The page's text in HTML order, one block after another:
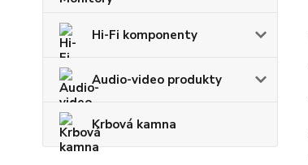
Hi-Fi komponenty
Audio-video produkty
Krbová kamna